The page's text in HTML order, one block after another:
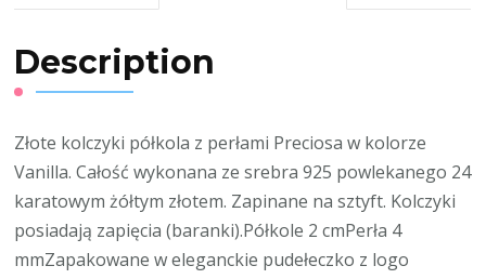
Description
Złote kolczyki półkola z perłami Preciosa w kolorze
Vanilla. Całość wykonana ze srebra 925 powlekanego 24
karatowym żółtym złotem. Zapinane na sztyft. Kolczyki
posiadają zapięcia (baranki).Półkole 2 cmPerła 4
mmZapakowane w eleganckie pudełeczko z logo